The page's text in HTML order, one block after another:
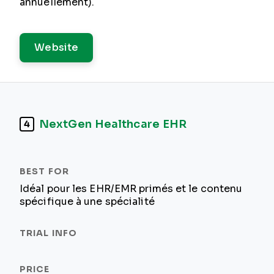
annuellement).
Website
4 NextGen Healthcare EHR
Idéal pour les EHR/EMR primés et le contenu
spécifique à une spécialité